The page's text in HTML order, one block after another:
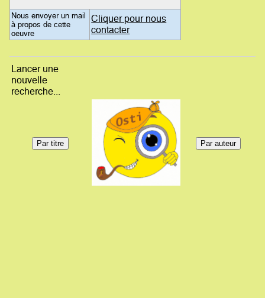
Nous envoyer un mail
à propos de cette
oeuvre
Cliquer pour nous
contacter
Lancer une
nouvelle
recherche...